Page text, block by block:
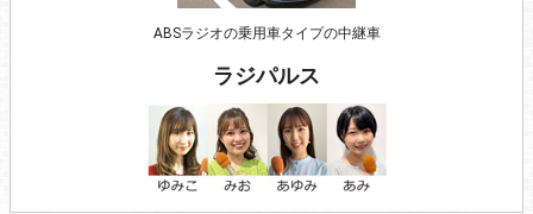
ABSラジオの乗用車タイプの中継車
ラジパルス